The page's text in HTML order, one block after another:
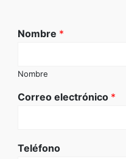
Nombre *
Nombre
Correo electrónico *
Teléfono